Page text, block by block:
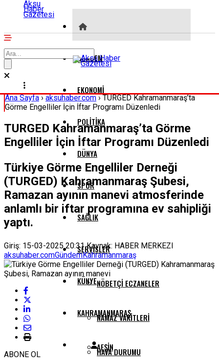
Aksu
Haber
Gazetesi
GÜNDEM
EKONOMI
POLITIKA
DÜNYA
SPOR
SAĞLIK
SERVISLER
NÖBETÇI ECZANELER
NAMAZ VAKITLERI
HAVA DURUMU
KÜNYE
KAHRAMANMARAŞ
AFŞIN
Ana Sayfa›aksuhaber.com›TURGED Kahramanmaraş’ta
Görme Engelliler İçin İftar Programı Düzenledi
TURGED Kahramanmaraş’ta Görme
Engelliler İçin İftar Programı Düzenledi
Türkiye Görme Engelliler Derneği
(TURGED) Kahramanmaraş Şubesi,
Ramazan ayının manevi atmosferinde
anlamlı bir iftar programına ev sahipliği
yaptı.
Giriş: 15-03-2025 20:31Kaynak: HABER MERKEZI
aksuhaber.comGündemKahramanmaraş
ABONE OL